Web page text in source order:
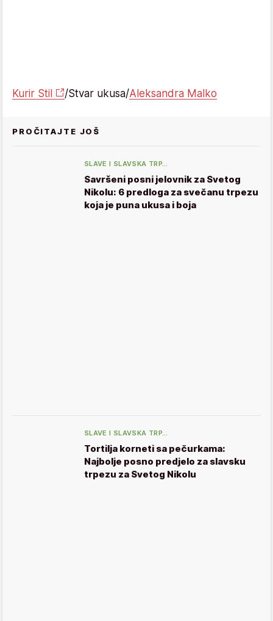
Kurir Stil /Stvar ukusa/Aleksandra Malko
PROČITAJTE JOŠ
SLAVE I SLAVSKA TRP…
Savršeni posni jelovnik za Svetog
Nikolu: 6 predloga za svečanu trpezu
koja je puna ukusa i boja
SLAVE I SLAVSKA TRP…
Tortilja korneti sa pečurkama:
Najbolje posno predjelo za slavsku
trpezu za Svetog Nikolu